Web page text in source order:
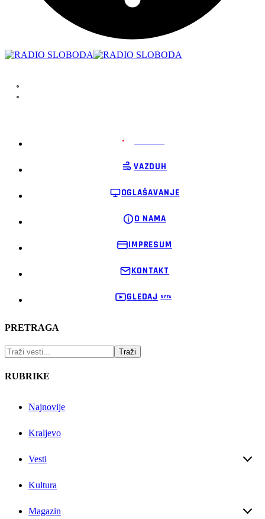
VAZDUH
OGLAŠAVANJE
O NAMA
IMPRESUM
KONTAKT
GLEDAJ
PRETRAGA
RUBRIKE
Najnovije
Kraljevo
Vesti
Kultura
Magazin